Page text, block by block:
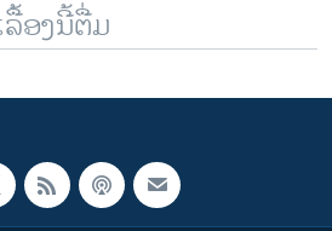
ອງນີ້ຕື່ມ